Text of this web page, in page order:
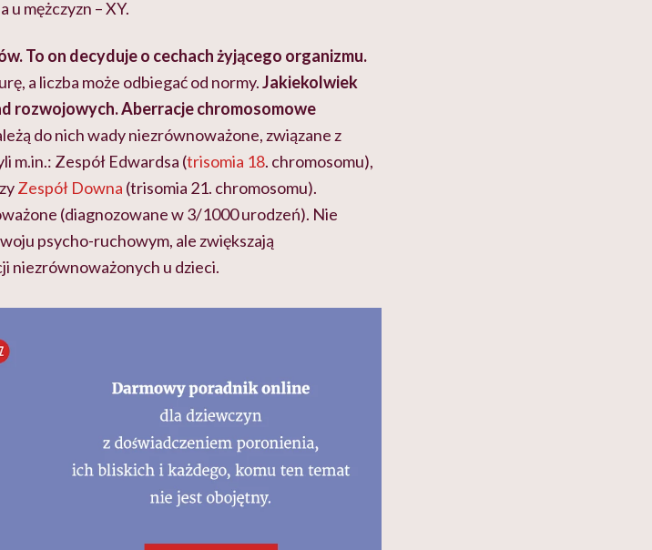
u mężczyzn – XY.
To on decyduje o cechach żyjącego organizmu.
a liczba może odbiegać od normy.Jakiekolwiek
rozwojowych. Aberracje chromosomowe
do nich wady niezrównoważone, związane z
m.in.: Zespół Edwardsa (trisomia 18. chromosomu),
Zespół Downa (trisomia 21. chromosomu).
(diagnozowane w 3/1000 urodzeń). Nie
psycho-ruchowym, ale zwiększają
niezrównoważonych u dzieci.